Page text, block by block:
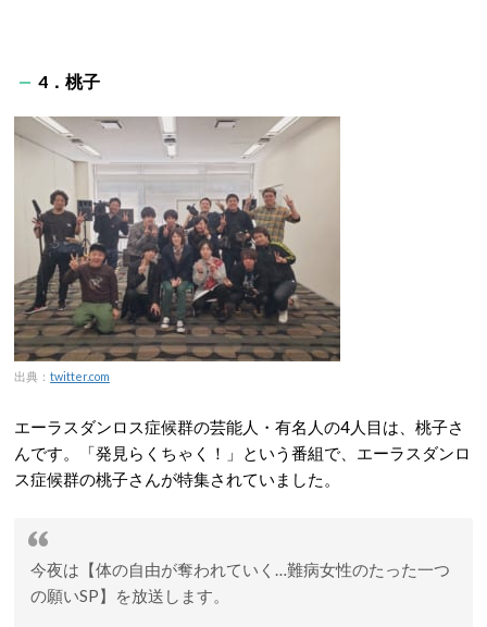
4．桃子
出典： twitter.com
エーラスダンロス症候群の芸能人・有名人の4人目は、桃子さ
んです。「発見らくちゃく！」という番組で、エーラスダンロ
ス症候群の桃子さんが特集されていました。
今夜は【体の自由が奪われていく…難病女性のたった一つ
の願いSP】を放送します。